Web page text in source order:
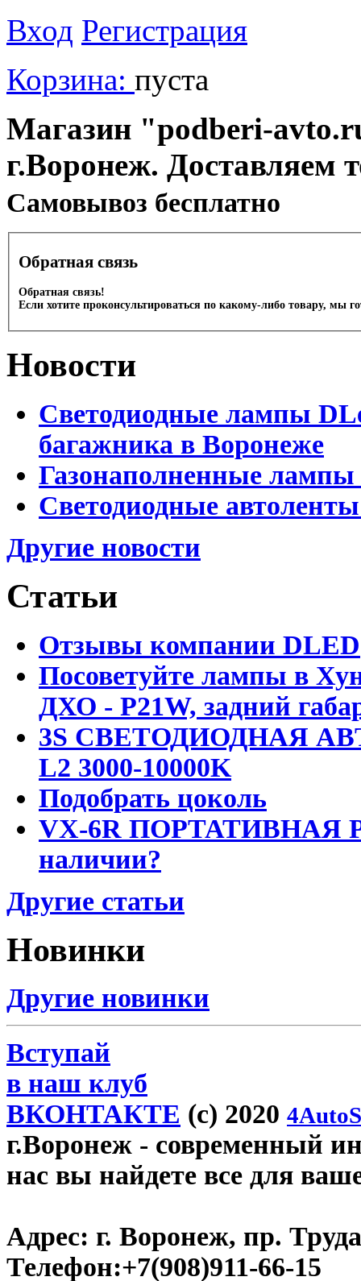
Вход Регистрация
Корзина: пуста
Магазин "podberi-
г.Воронеж. Доставляем
Cамовывоз бесплатно
Обратная связь
Обратная связь!
Если хотите проконсультироваться по какому-либо товару, мы
Новости
Светодиодные лампы
багажника в Воронеже
Газонаполненные
Светодиодные
Другие новости
Статьи
Отзывы компании DLED
Посоветуйте лампы в
ДХО - P21W, задний
3S СВЕТОДИОДНАЯ
L2 3000-10000K
Подобрать цоколь
VX-6R ПОРТАТИВНАЯ
наличии?
Другие статьи
Новинки
Другие новинки
Вступай
в наш клуб
ВКОНТАКТЕ (c) 2020
г.Воронеж - современный
нас вы найдете все для
Адрес: г. Воронеж, пр.
Телефон:+7(908)911-66-15